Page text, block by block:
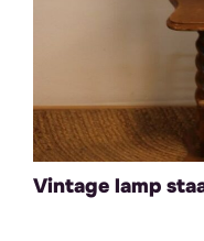
Vintage lamp